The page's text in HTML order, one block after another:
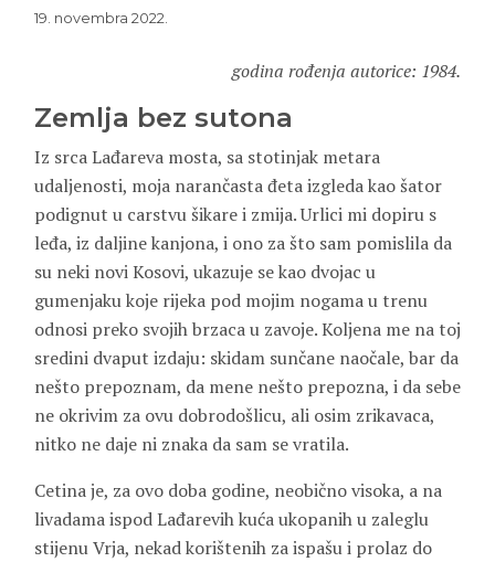
19. novembra 2022.
godina rođenja autorice: 1984.
Zemlja bez sutona
Iz srca Lađareva mosta, sa stotinjak metara
udaljenosti, moja narančasta đeta izgleda kao šator
podignut u carstvu šikare i zmija. Urlici mi dopiru s
leđa, iz daljine kanjona, i ono za što sam pomislila da
su neki novi Kosovi, ukazuje se kao dvojac u
gumenjaku koje rijeka pod mojim nogama u trenu
odnosi preko svojih brzaca u zavoje. Koljena me na toj
sredini dvaput izdaju: skidam sunčane naočale, bar da
nešto prepoznam, da mene nešto prepozna, i da sebe
ne okrivim za ovu dobrodošlicu, ali osim zrikavaca,
nitko ne daje ni znaka da sam se vratila.
Cetina je, za ovo doba godine, neobično visoka, a na
livadama ispod Lađarevih kuća ukopanih u zaleglu
stijenu Vrja, nekad korištenih za ispašu i prolaz do